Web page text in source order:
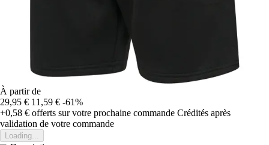
À partir de
29,95 € 11,59 € -61%
+0,58 € offerts sur votre prochaine commande Crédités après
validation de votre commande
Loading...